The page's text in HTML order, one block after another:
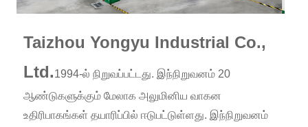
Taizhou Yongyu Industrial Co.,
Ltd.1994-ல் நிறுவப்பட்டது. இந்நிறுவனம் 20
ஆண்டுகளுக்கும் மேலாக அலுமினிய வாகன
உதிரிபாகங்கள் தயாரிப்பில் ஈடுபட்டுள்ளது. இந்நிறுவனம்